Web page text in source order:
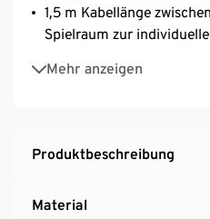
1,5 m Kabellänge
Spielraum zur
Mehr anzeigen
Inkl. Netzadapter
Produktbeschreibung
Material